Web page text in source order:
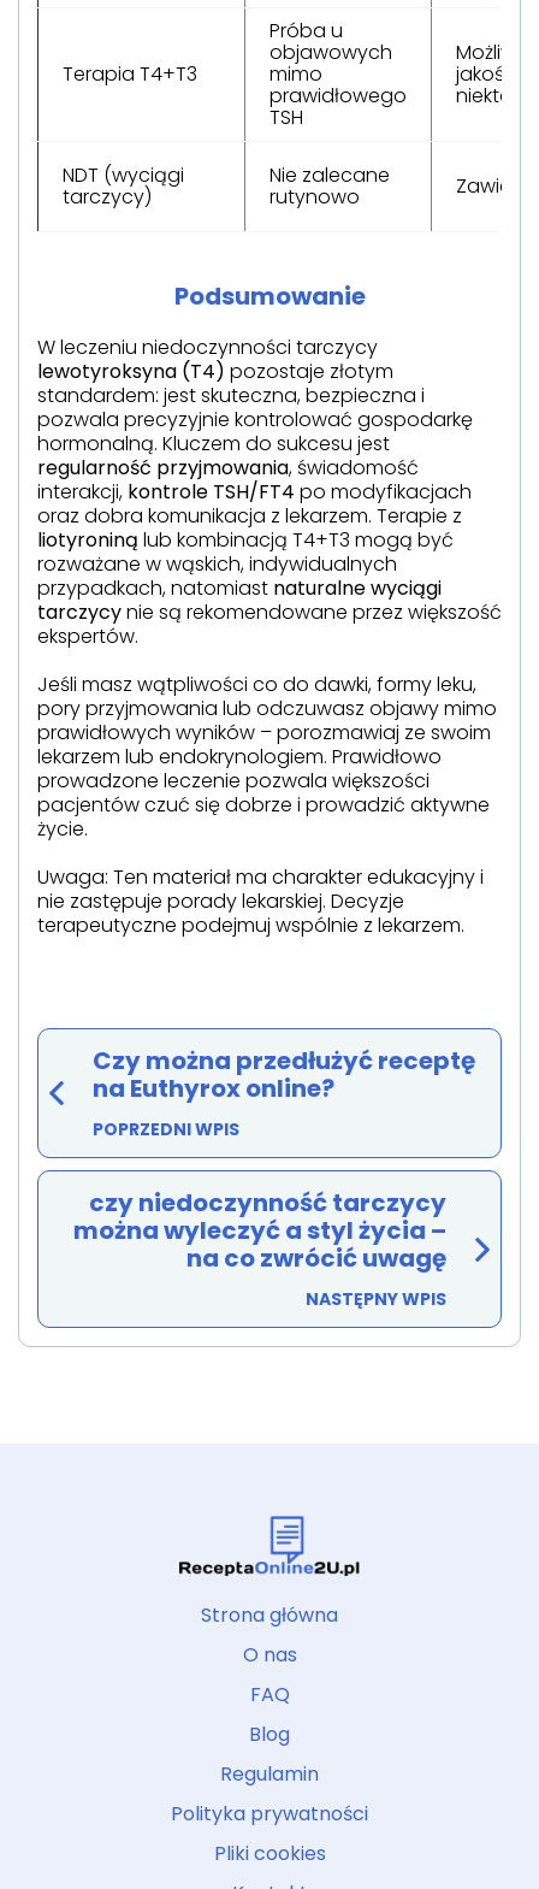
Terapia T4+T3
Próba u
objawowych
mimo
prawidłowego
TSH
jakości
NDT (wyciągi
tarczycy)
Nie zalecane
rutynowo Zawiera
Podsumowanie
W leczeniu niedoczynności tarczycy
lewotyroksyna (T4) pozostaje złotym
standardem: jest skuteczna, bezpieczna i
pozwala precyzyjnie kontrolować gospodarkę
hormonalną. Kluczem do sukcesu jest
regularność przyjmowania, świadomość
interakcji, kontrole TSH/FT4 po modyfikacjach
oraz dobra komunikacja z lekarzem. Terapie z
liotyroniną lub kombinacją T4+T3 mogą być
rozważane w wąskich, indywidualnych
przypadkach, natomiast naturalne wyciągi
tarczycynie są rekomendowane przez większość
ekspertów.
Jeśli masz wątpliwości co do dawki, formy leku,
pory przyjmowania lub odczuwasz objawy mimo
prawidłowych wyników – porozmawiaj ze swoim
lekarzem lub endokrynologiem. Prawidłowo
prowadzone leczenie pozwala większości
pacjentów czuć się dobrze i prowadzić aktywne
życie.
Uwaga: Ten materiał ma charakter edukacyjny i
nie zastępuje porady lekarskiej. Decyzje
terapeutyczne podejmuj wspólnie z lekarzem.
Czy można przedłużyć receptę
na Euthyrox online?
POPRZEDNI WPIS
czy niedoczynność tarczycy
można wyleczyć a styl życia –
na co zwrócić uwagę
NASTĘPNY WPIS
Strona główna
O nas
FAQ
Blog
Regulamin
Polityka prywatności
Pliki cookies